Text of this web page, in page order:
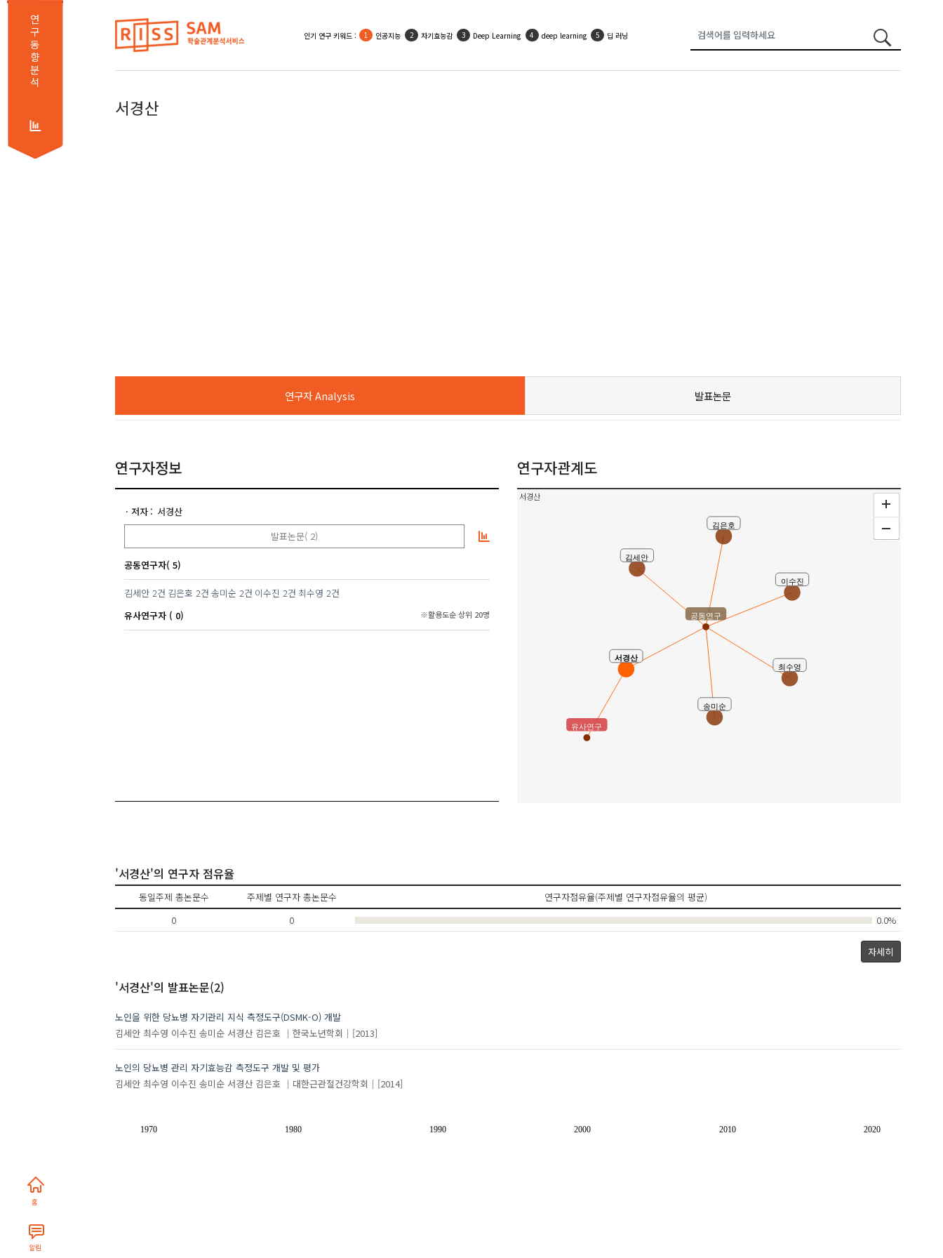
연
구
동
향
분
석
홈
알림
인기 연구 키워드 : 인공지능 자기효능감 Deep Learning deep learning 딥 러닝
서경산
연구자 Analysis 발표논문
연구자정보
저자
서경산
발표논문( 2)
공동연구자( 5)
김세안 2건 김은호 2건 송미순 2건 이수진 2건 최수영 2건
유사연구자 ( 0)
※활용도순 상위 20명
연구자관계도
서경산
김세안
이수진
최수영
김은호
송미순
서경산
공동연구
유사연구
'서경산'의 연구자 점유율
동일주제 총논문수 주제별 연구자 총논문수
연구자점유율(주제별 연구자점유율의 평균)
0
0 0.0%
자세히
'서경산'의 발표논문(2)
노인을 위한 당뇨병 자기관리 지식 측정도구(DSMK-O) 개발
김세안 최수영 이수진 송미순 서경산 김은호 한국노년학회 [2013]
노인의 당뇨병 관리 자기효능감 측정도구 개발 및 평가
김세안 최수영 이수진 송미순 서경산 김은호 대한근관절건강학회 [2014]
1970 1980 1990 2000 2010 2020